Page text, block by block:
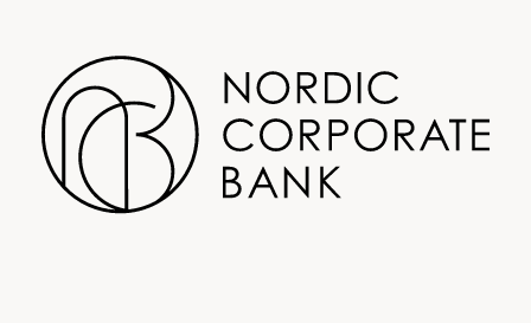
Menneskene
Om oss
Jobb hos oss
Kontakt oss